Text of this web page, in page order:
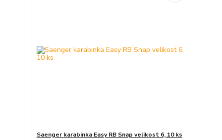
Saenger karabinka Easy RB Snap velikost 6, 10 ks